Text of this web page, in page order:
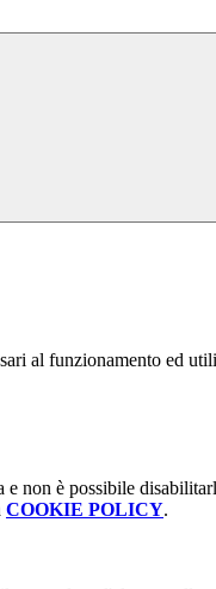
al funzionamento ed
e non è possibile
COOKIE POLICY.